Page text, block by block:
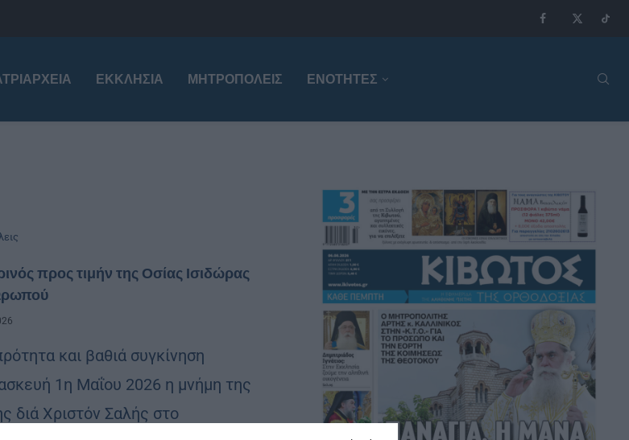
ΕΚΚΛΗΣΊΑ ΜΗΤΡΟΠΌΛΕΙΣ ΕΝΟΤΗΤΕΣ
προς τιμήν της Οσίας Ισιδώρας
και βαθιά συγκίνηση
1η Μαΐου 2026 η μνήμη της
διά Χριστόν Σαλής στο